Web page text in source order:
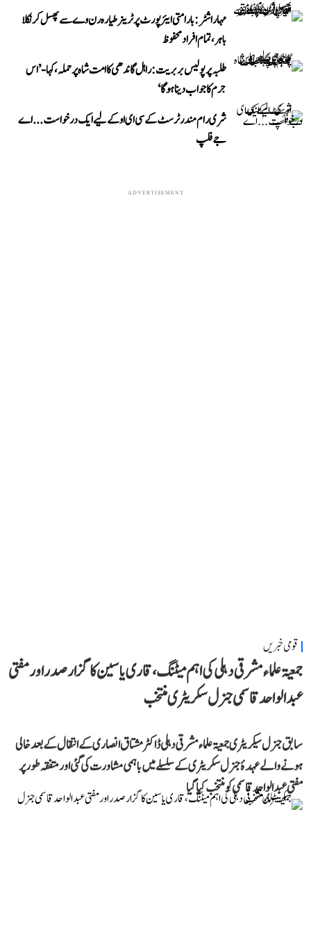
مہاراشٹر: بارامتی ایئرپورٹ پر ٹرینر طیارہ رن وے سے پھسل کر نکلا
باہر، تمام افراد محفوظ
طلبہ پر پولیس بربریت: راہل گاندھی کا امت شاہ پر حملہ، کہا- ’اس
جرم کا جواب دینا ہوگا‘
شری رام مندر ٹرسٹ کے سی ای او کے لیے ایک درخواست...اے
جے فلپ
ADVERTISEMENT
قومی خبریں
جمعیۃ علماء مشرقی دہلی کی اہم میٹنگ، قاری یاسین کا گزار صدر اور مفتی
عبد الواحد قاسمی جنرل سکریٹری منتخب
سابق جنرل سیکریٹری جمعیۃ علماء مشرقی دہلی ڈاکٹر مشتاق انصاری کے انتقال کے بعد خالی
ہونے والے عہدۂ جنرل سکریٹری کے سلسلے میں باہمی مشاورت کی گئی اور متفقہ طور پر
مفتی عبد الواحد قاسمی کو منتخب کیا گیا